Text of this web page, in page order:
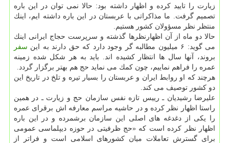
زیارت را تایید كرده و اظهار داشته بود: حالا نمی توان در این باره
تصمیم گرفت. ما مذاكراتی با عربستان در این باره داشته ایم، اینك
منتظر نظر مسؤولان كشور هستیم.
حالا دو ماه از آن اظهارنظرها گذشته و سرپرست حجاج ایرانی اینك
می گوید: ۶ میلیون مطالبه گر وجود دارد كه حق دارند به این
سفر
بروند، آنها سال ها انتظار كشیده اند. باید به هر شكل شده زمینه
عمره را فراهم نماییم، چون كمك می نماید حج هم بهتر برگزار گردد.
هرچند كه او روابط ایران و عربستان را بسیار تیره و تلخ در تاریخ این
دو كشور توصیف می كند.
علیرضا رشیدیان ـ رییس تازه نفس سازمان حج و زیارت ـ در همین
راستا اظهار نظر كرده و در حاشیه مراسم معارفه اش برقرای عمره
را یكی از دغدغه های اصلی این سازمان برشمرده و در این باره
اظهار نظر كرده است كه «حج ظرفیتی در حوزه دیپلماسی عمومی
برای گسترش تعاملات میان كشورهای اسلامی است و فراتر از